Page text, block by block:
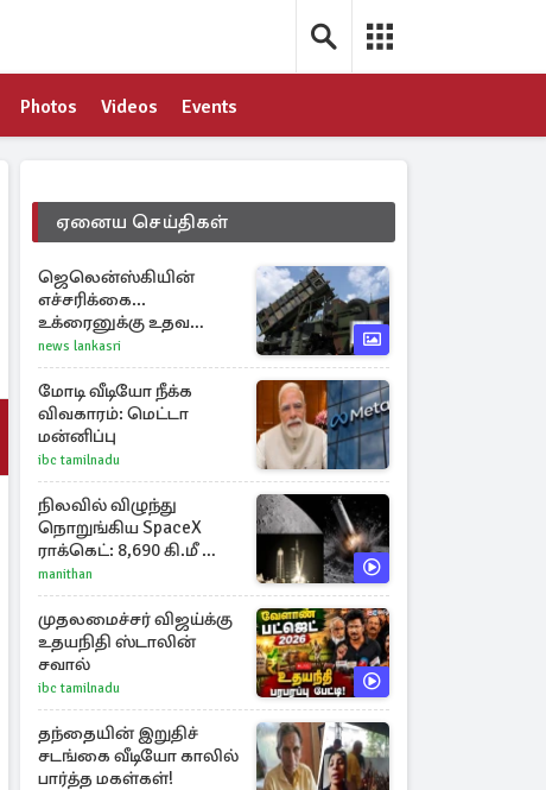
Photos Videos Events
ஏனைய செய்திகள்
ஜெலென்ஸ்கியின்
எச்சரிக்கை...
உக்ரைனுக்கு உதவ
தீவிரமாகக் களமிறங்கிய
நேட்டோ
news lankasri
மோடி வீடியோ நீக்க
விவகாரம்: மெட்டா
மன்னிப்பு
ibc tamilnadu
நிலவில் விழுந்து
நொறுங்கிய SpaceX
ராக்கெட்: 8,690 கி.மீ வேக
மோதலால் உருவான
புதிய பள்ளம்!
manithan
முதலமைச்சர் விஜய்க்கு
உதயநிதி ஸ்டாலின்
சவால்
ibc tamilnadu
தந்தையின் இறுதிச்
சடங்கை வீடியோ காலில்
பார்த்த மகள்கள்!